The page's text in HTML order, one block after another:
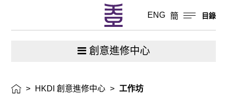
ENG 簡 目錄
創意進修中心
> HKDI 創意進修中心 > 工作坊